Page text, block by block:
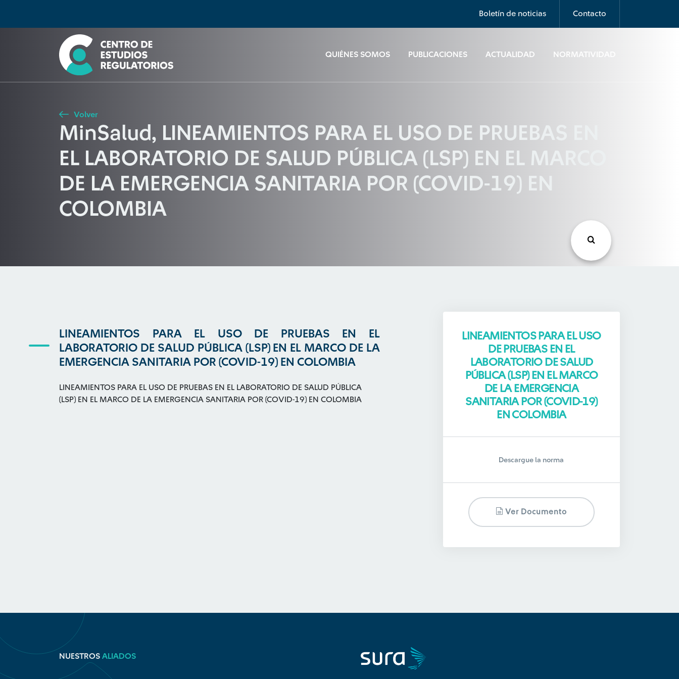
Boletín de noticias Contacto
QUIÉNES SOMOS PUBLICACIONES ACTUALIDAD NORMATIVIDAD
Seleccione país
Buscar
Volver
MinSalud, LINEAMIENTOS PARA EL USO DE PRUEBAS EN
EL LABORATORIO DE SALUD PÚBLICA (LSP) EN EL MARCO
DE LA EMERGENCIA SANITARIA POR (COVID-19) EN
COLOMBIA
LINEAMIENTOS PARA EL USO DE PRUEBAS EN EL
LABORATORIO DE SALUD PÚBLICA (LSP) EN EL MARCO DE LA
EMERGENCIA SANITARIA POR (COVID-19) EN COLOMBIA
LINEAMIENTOS PARA EL USO DE PRUEBAS EN EL LABORATORIO DE SALUD PÚBLICA
(LSP) EN EL MARCO DE LA EMERGENCIA SANITARIA POR (COVID-19) EN COLOMBIA
LINEAMIENTOS PARA EL USO
DE PRUEBAS EN EL
LABORATORIO DE SALUD
PÚBLICA (LSP) EN EL MARCO
DE LA EMERGENCIA
SANITARIA POR (COVID-19)
EN COLOMBIA
Descargue la norma
Ver Documento
NUESTROS ALIADOS